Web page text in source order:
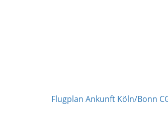
Flugplan Ankunft Köln/Bonn